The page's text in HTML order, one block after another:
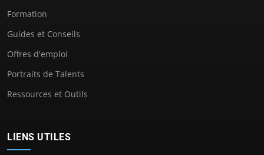
Formation
Guides et Conseils
Offres d'emploi
Portraits de Talents
Ressources et Outils
LIENS UTILES